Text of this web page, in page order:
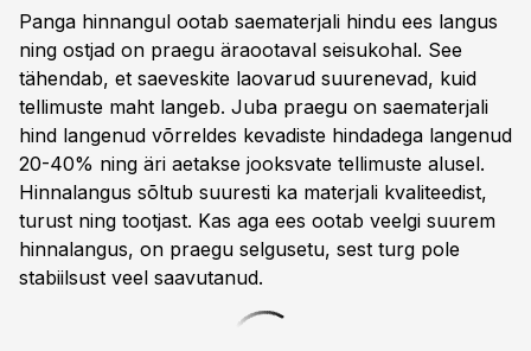
Panga hinnangul ootab saematerjali hindu ees langus
ning ostjad on praegu äraootaval seisukohal. See
tähendab, et saeveskite laovarud suurenevad, kuid
tellimuste maht langeb. Juba praegu on saematerjali
hind langenud võrreldes kevadiste hindadega langenud
20-40% ning äri aetakse jooksvate tellimuste alusel.
Hinnalangus sõltub suuresti ka materjali kvaliteedist,
turust ning tootjast. Kas aga ees ootab veelgi suurem
hinnalangus, on praegu selgusetu, sest turg pole
stabiilsust veel saavutanud.